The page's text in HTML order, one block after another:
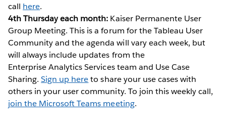
call here.
4th Thursday each month: Kaiser Permanente User
Group Meeting. This is a forum for the Tableau User
Community and the agenda will vary each week, but
will always include updates from the
Enterprise Analytics Services team and Use Case
Sharing.Sign up hereto share your use cases with
others in your user community. To join this weekly call,
join the Microsoft Teams meeting.